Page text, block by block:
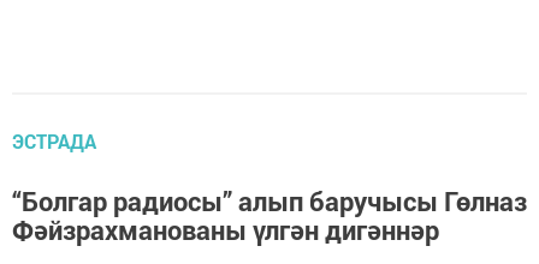
ЭСТРАДА
“Болгар радиосы” алып баручысы Гөлназ
Фәйзрахманованы үлгән дигәннәр